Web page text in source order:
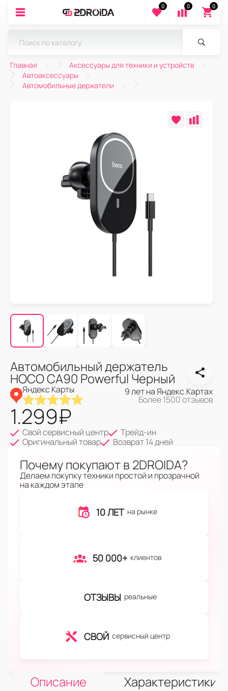
0 0 0
Главная
Аксессуары для техники и устройств
Автоаксессуары
Автомобильные держатели
Автомобильный держатель
HOCO CA90 Powerful Черный
Яндекс Карты 9 лет на Яндекс.Картах
Более 1500 отзывов
1.299₽
Свой сервисный центр
Трейд-ин
Оригинальный товар
Возврат 14 дней
Почему покупают в 2DROIDA?
Делаем покупку техники простой и прозрачной
на каждом этапе
10 ЛЕТ на рынке
50 000+ клиентов
ОТЗЫВЫ реальные
СВОЙ сервисный центр
Описание Характеристики